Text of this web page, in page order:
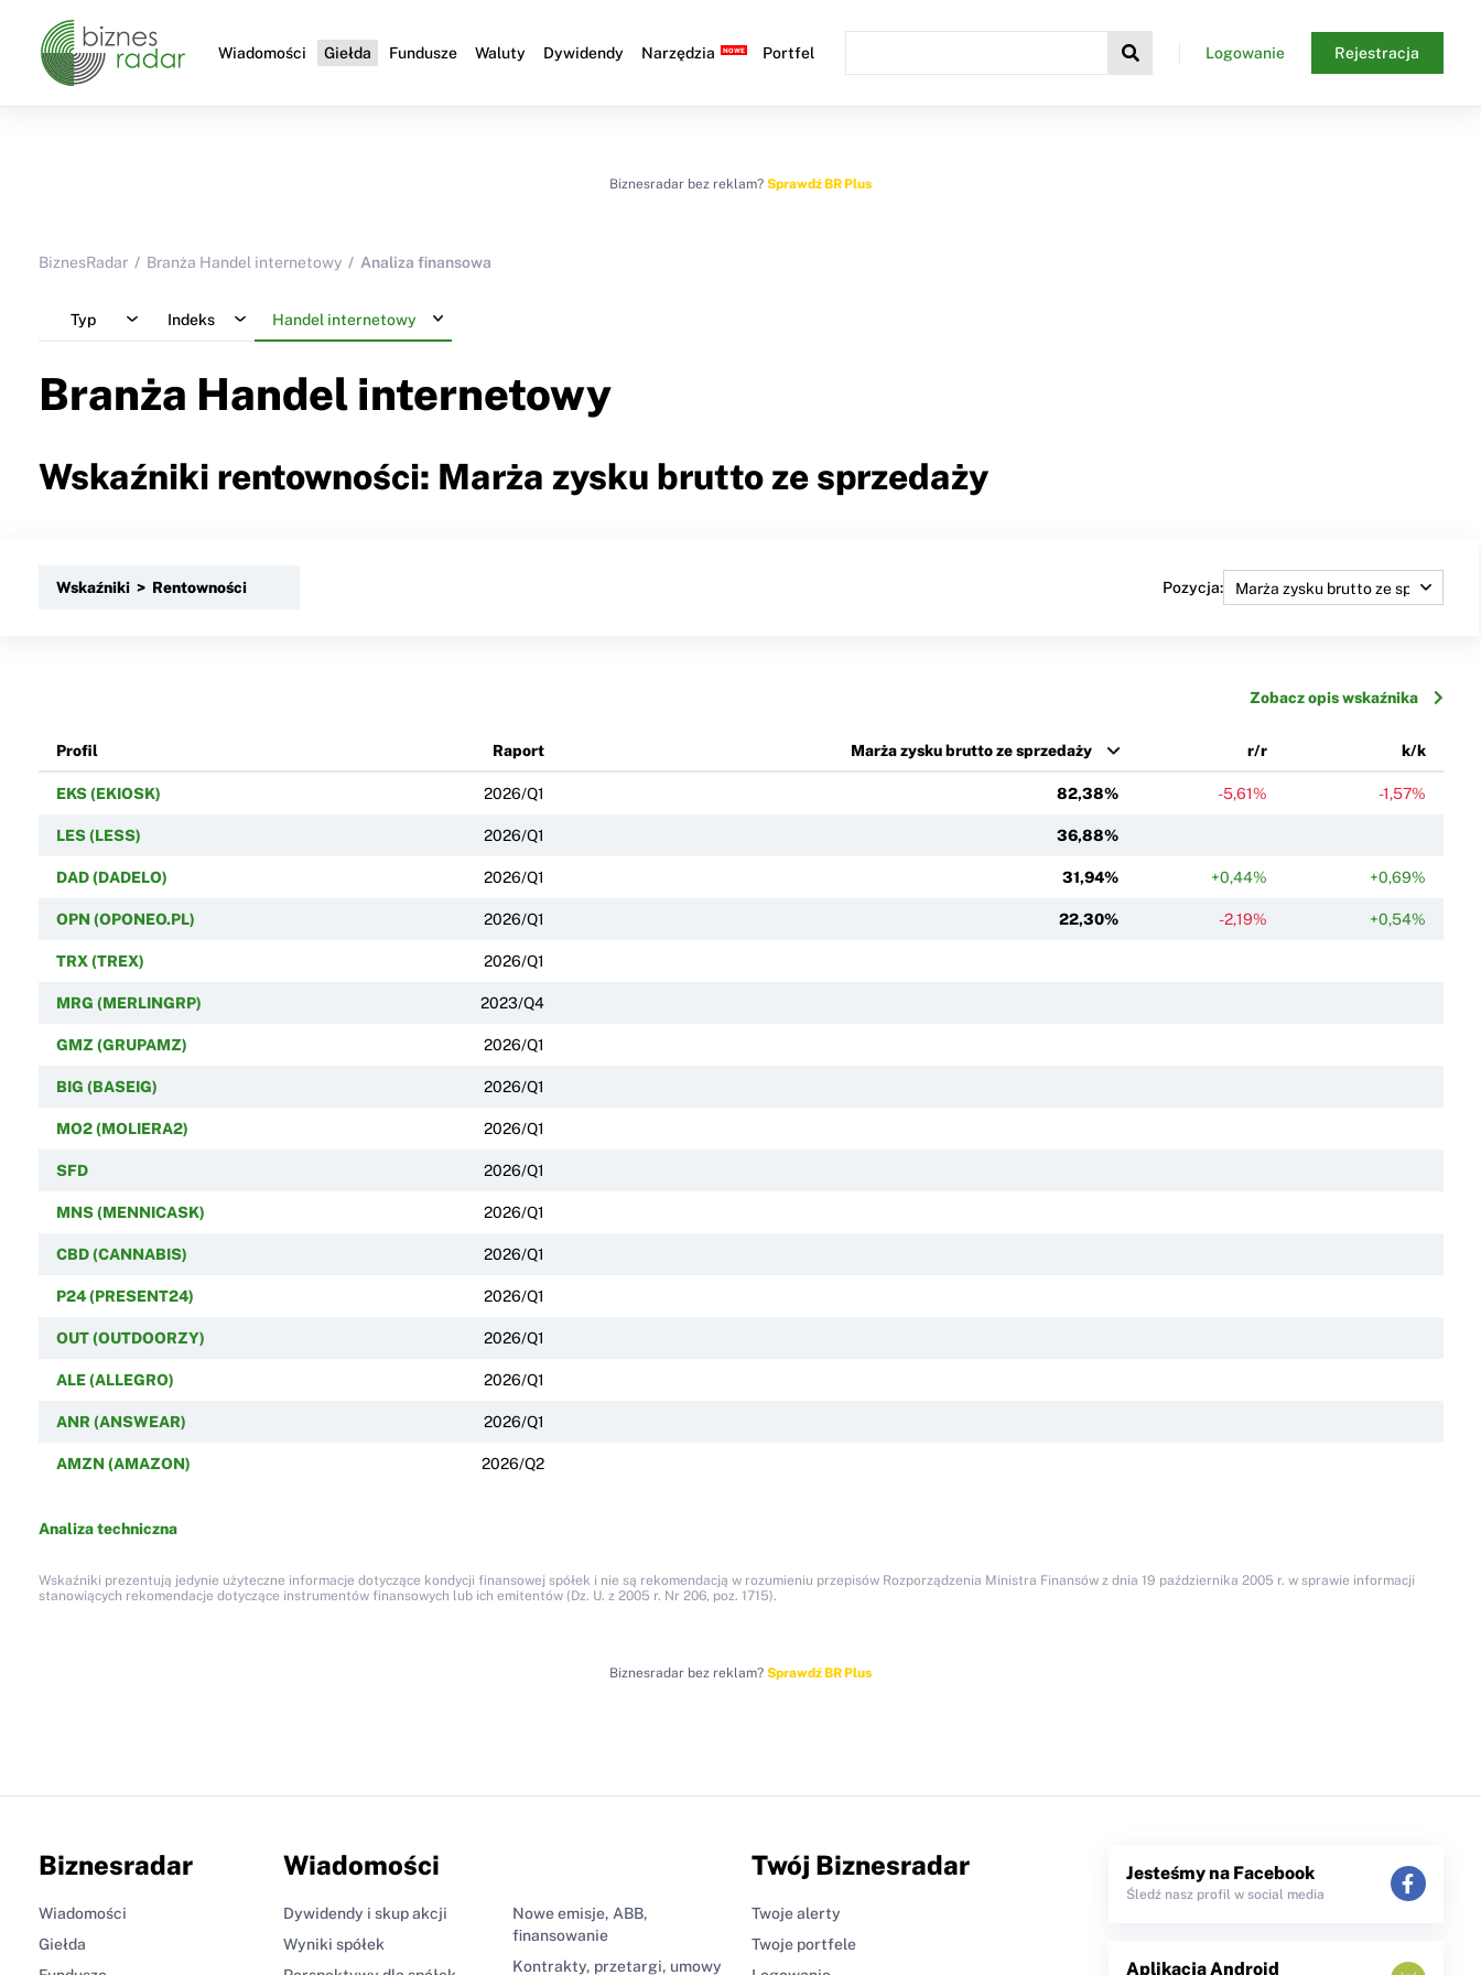
Wiadomości Giełda Fundusze Waluty Dywidendy Narzędzia Portfel Logowanie Rejestracja
Biznesradar bez reklam? Sprawdź BR Plus
BiznesRadar Branża Handel internetowy Analiza finansowa
Typ Indeks Handel internetowy
Branża Handel internetowy
Wskaźniki rentowności: Marża zysku brutto ze sprzedaży
Wskaźniki > Rentowności Pozycja:
Zobacz opis wskaźnika
Profil Raport Marża zysku brutto ze sprzedaży r/r k/k
EKS (EKIOSK) 2026/Q1 82,38% -5,61% -1,57%
LES (LESS) 2026/Q1 36,88%
DAD (DADELO) 2026/Q1 31,94% +0,44% +0,69%
OPN (OPONEO.PL) 2026/Q1 22,30% -2,19% +0,54%
TRX (TREX) 2026/Q1
MRG (MERLINGRP) 2023/Q4
GMZ (GRUPAMZ) 2026/Q1
BIG (BASEIG) 2026/Q1
MO2 (MOLIERA2) 2026/Q1
SFD 2026/Q1
MNS (MENNICASK) 2026/Q1
CBD (CANNABIS) 2026/Q1
P24 (PRESENT24) 2026/Q1
OUT (OUTDOORZY) 2026/Q1
ALE (ALLEGRO) 2026/Q1
ANR (ANSWEAR) 2026/Q1
AMZN (AMAZON) 2026/Q2
Analiza techniczna
Wskaźniki prezentują jedynie użyteczne informacje dotyczące kondycji finansowej spółek i nie są rekomendacją w rozumieniu przepisów Rozporządzenia Ministra Finansów z dnia 19 października 2005 r. w sprawie informacji
stanowiących rekomendacje dotyczące instrumentów finansowych lub ich emitentów (Dz. U. z 2005 r. Nr 206, poz. 1715).
Biznesradar bez reklam? Sprawdź BR Plus
Biznesradar
Wiadomości
Giełda
Wiadomości
Dywidendy i skup akcji
Wyniki spółek
Nowe emisje, ABB,
finansowanie
Kontrakty, przetargi, umowy
Twój Biznesradar
Twoje alerty
Twoje portfele
Jesteśmy na Facebook
Śledź nasz profil w social media
Aplikacja Android